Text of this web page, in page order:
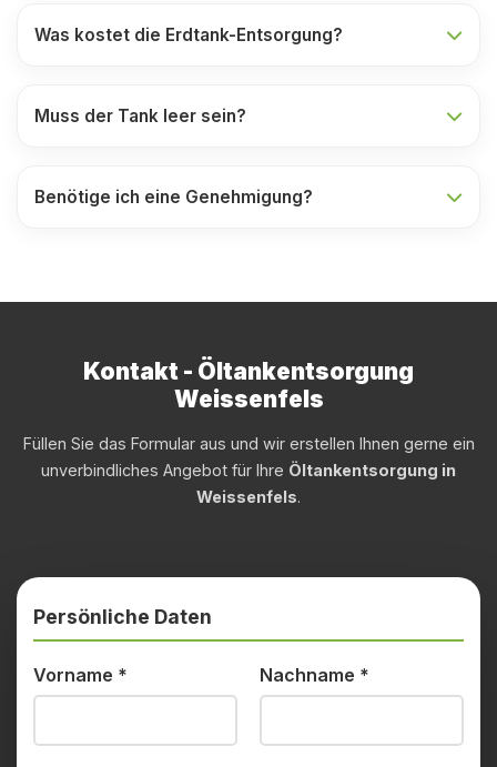
Was kostet die Erdtank-Entsorgung?
Muss der Tank leer sein?
Benötige ich eine Genehmigung?
Kontakt - Öltankentsorgung
Weissenfels
Füllen Sie das Formular aus und wir erstellen Ihnen gerne ein
unverbindliches Angebot für Ihre Öltankentsorgung in
Weissenfels.
Persönliche Daten
Vorname * Nachname *